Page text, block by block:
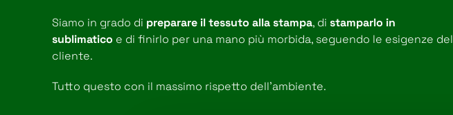
SOSTENIBILITÀ
ARCHITECTURAL
TRANSFER
Siamo in grado di preparare il tessuto alla stampa, di stamparlo in
sublimatico e di finirlo per una mano più morbida, seguendo le esigenze del
cliente.
Tutto questo con il massimo rispetto dell'ambiente.